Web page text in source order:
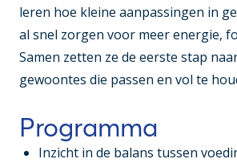
leren hoe kleine aanpassingen in
al snel zorgen voor meer energie,
Samen zetten ze de eerste stap
gewoontes die passen en vol te
Programma
Inzicht in de balans tussen